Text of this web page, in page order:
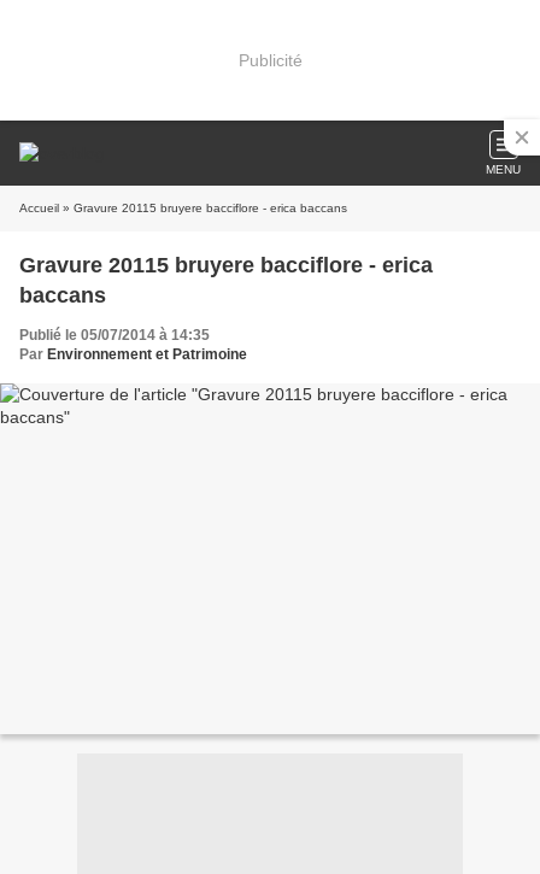
Publicité
MENU
Accueil » Gravure 20115 bruyere bacciflore - erica baccans
Gravure 20115 bruyere bacciflore - erica
baccans
Publié le 05/07/2014 à 14:35
Par Environnement et Patrimoine